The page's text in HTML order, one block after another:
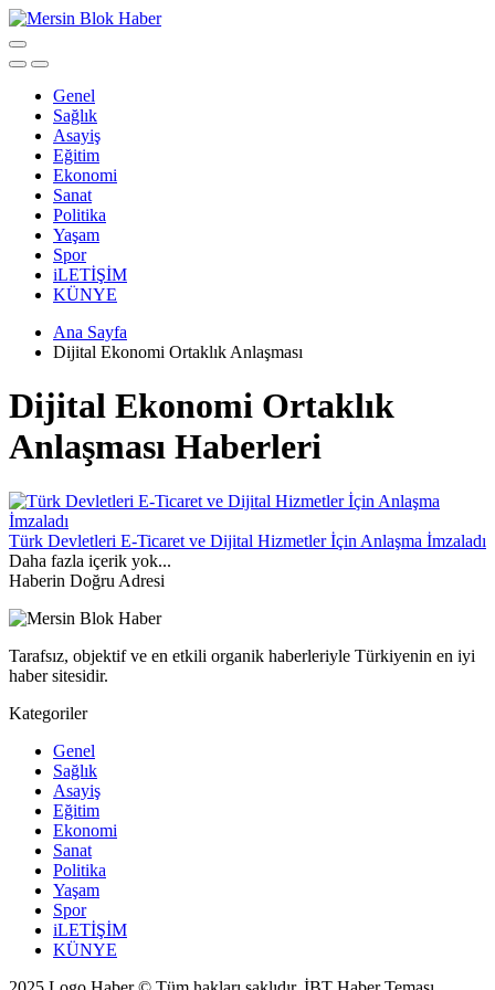
Genel
Sağlık
Asayiş
Eğitim
Ekonomi
Sanat
Politika
Yaşam
Spor
iLETİŞİM
KÜNYE
Ana Sayfa
Dijital Ekonomi Ortaklık Anlaşması
Dijital Ekonomi Ortaklık
Anlaşması Haberleri
Türk Devletleri E-Ticaret ve Dijital Hizmetler İçin Anlaşma İmzaladı
Daha fazla içerik yok...
Haberin Doğru Adresi
Tarafsız, objektif ve en etkili organik haberleriyle Türkiyenin en iyi
haber sitesidir.
Kategoriler
Genel
Sağlık
Asayiş
Eğitim
Ekonomi
Sanat
Politika
Yaşam
Spor
iLETİŞİM
KÜNYE